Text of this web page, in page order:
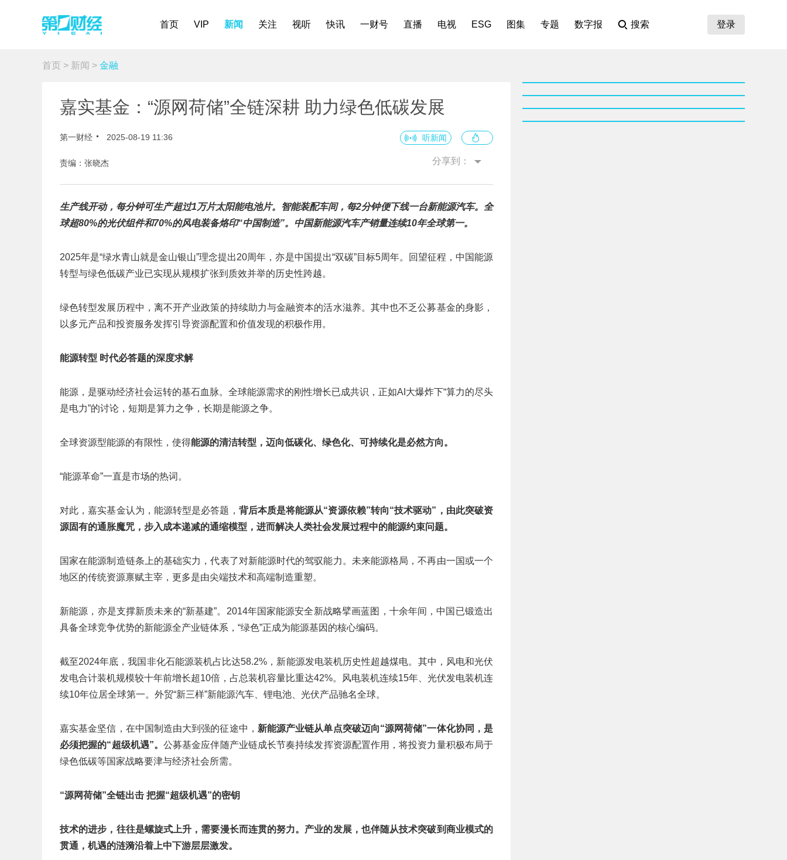
首页 VIP 新闻 关注 视听 快讯 一财号 直播 电视 ESG 图集 专题 数字报 搜索 登录
首页 > 新闻 > 金融
嘉实基金：“源网荷储”全链深耕 助力绿色低碳发展
第一财经 2025-08-19 11:36 听新闻
责编：张晓杰 分享到：
生产线开动，每分钟可生产超过1万片太阳能电池片。智能装配车间，每2分钟便下线一台新能源汽车。全
球超80%的光伏组件和70%的风电装备烙印“中国制造”。中国新能源汽车产销量连续10年全球第一。
2025年是“绿水青山就是金山银山”理念提出20周年，亦是中国提出“双碳”目标5周年。回望征程，中国能源
转型与绿色低碳产业已实现从规模扩张到质效并举的历史性跨越。
绿色转型发展历程中，离不开产业政策的持续助力与金融资本的活水滋养。其中也不乏公募基金的身影，
以多元产品和投资服务发挥引导资源配置和价值发现的积极作用。
能源转型 时代必答题的深度求解
能源，是驱动经济社会运转的基石血脉。全球能源需求的刚性增长已成共识，正如AI大爆炸下“算力的尽头
是电力”的讨论，短期是算力之争，长期是能源之争。
全球资源型能源的有限性，使得能源的清洁转型，迈向低碳化、绿色化、可持续化是必然方向。
“能源革命”一直是市场的热词。
对此，嘉实基金认为，能源转型是必答题， 背后本质是将能源从“资源依赖”转向“技术驱动”，由此突破资
源固有的通胀魔咒，步入成本递减的通缩模型，进而解决人类社会发展过程中的能源约束问题。
国家在能源制造链条上的基础实力，代表了对新能源时代的驾驭能力。未来能源格局，不再由一国或一个
地区的传统资源禀赋主宰，更多是由尖端技术和高端制造重塑。
新能源，亦是支撑新质未来的“新基建”。2014年国家能源安全新战略擘画蓝图，十余年间，中国已锻造出
具备全球竞争优势的新能源全产业链体系，“绿色”正成为能源基因的核心编码。
截至2024年底，我国非化石能源装机占比达58.2%，新能源发电装机历史性超越煤电。其中，风电和光伏
发电合计装机规模较十年前增长超10倍，占总装机容量比重达42%。风电装机连续15年、光伏发电装机连
续10年位居全球第一。外贸“新三样”新能源汽车、锂电池、光伏产品驰名全球。
嘉实基金坚信，在中国制造由大到强的征途中， 新能源产业链从单点突破迈向“源网荷储”一体化协同，是
必须把握的“超级机遇”。公募基金应伴随产业链成长节奏持续发挥资源配置作用，将投资力量积极布局于
绿色低碳等国家战略要津与经济社会所需。
“源网荷储”全链出击 把握“超级机遇”的密钥
技术的进步，往往是螺旋式上升，需要漫长而连贯的努力。产业的发展，也伴随从技术突破到商业模式的
贯通，机遇的涟漪沿着上中下游层层激发。